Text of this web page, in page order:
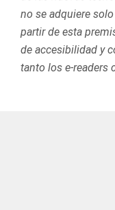
no se adquiere
partir de esta
de accesibilidad y
tanto los e-readers